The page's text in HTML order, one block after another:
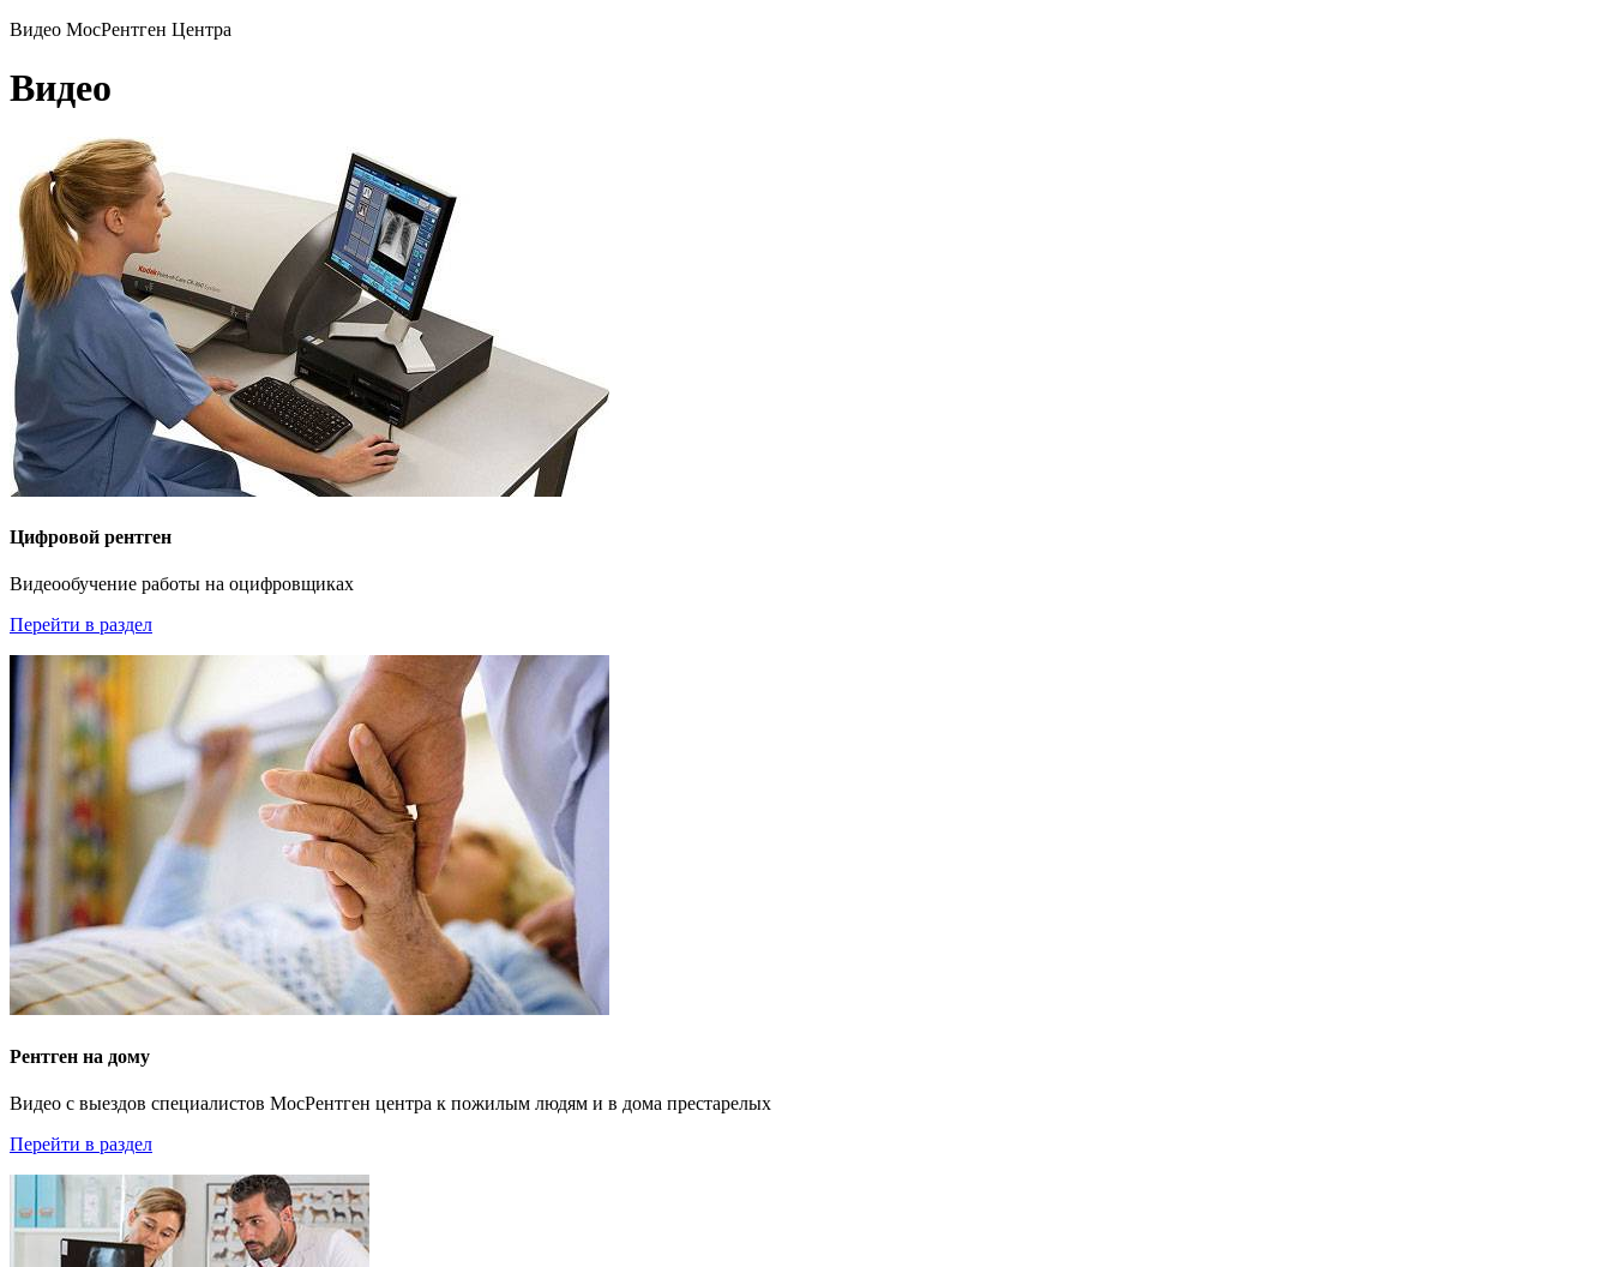
Видео МосРентген Центра
Видео
Цифровой рентген
Видеообучение работы на оцифровщиках
Перейти в раздел
Рентген на дому
Видео с выездов специалистов МосРентген центра к пожилым людям и в дома престарелых
Перейти в раздел